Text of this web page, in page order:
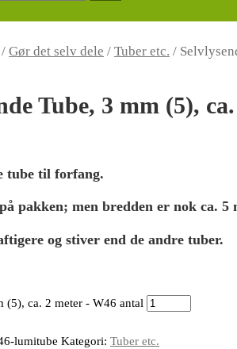
/ Gør det selv dele / Tuber etc. /
Tube, 3 mm (5),
tube til forfang.
pakken; men bredden er nok ca. 5
og stiver end de andre tuber.
(5), ca. 2 meter - W46 antal
lumitube Kategori: Tuber etc.